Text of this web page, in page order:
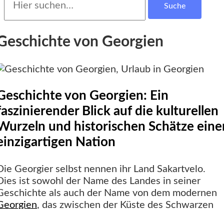
nach:
von Georgien
von Georgien: Ein
Blick auf die kulturellen
und historischen Schätze
Nation
Georgier selbst nennen ihr Land Sakartvelo.
ist sowohl der Name des Landes in seiner
als auch der Name von dem modernen
, das zwischen der Küste des Schwarzen